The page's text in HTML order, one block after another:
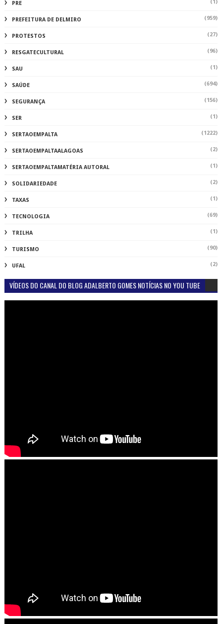
PRE (1)
PREFEITURA DE DELMIRO (959)
PROTESTOS (27)
RESGATECULTURAL (96)
SAU (1)
SAÚDE (694)
SEGURANÇA (156)
SER (1)
SERTAOEMPALTA (1222)
SERTAOEMPALTAALAGOAS (2)
SERTAOEMPALTAMATÉRIA AUTORAL (1)
SOLIDARIEDADE (2)
TAXAS (1)
TECNOLOGIA (69)
TRILHA (1)
TURISMO (90)
UFAL (2)
VÍDEOS DO CANAL DO BLOG ADALBERTO GOMES NOTÍCIAS NO YOU TUBE